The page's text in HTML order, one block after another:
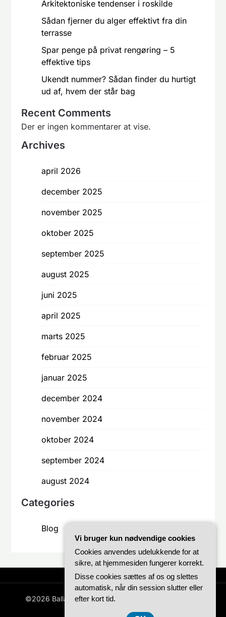
Arkitektoniske tendenser i roskilde
Sådan fjerner du alger effektivt fra din
terrasse
Spar penge på privat rengøring – 5
effektive tips
Ukendt nummer? Sådan finder du hurtigt
ud af, hvem der står bag
Recent Comments
Der er ingen kommentarer at vise.
Archives
april 2026
december 2025
november 2025
oktober 2025
september 2025
august 2025
juni 2025
april 2025
marts 2025
februar 2025
januar 2025
december 2024
november 2024
oktober 2024
september 2024
august 2024
Categories
Blog
©2026 Ballastcph.dk| WordPress Theme by
Vi bruger kun nødvendige cookies
Cookies anvendes udelukkende for at
sikre, at hjemmesiden fungerer korrekt.
Disse cookies sættes af os og slettes
automatisk, når din session slutter eller
efter kort tid.